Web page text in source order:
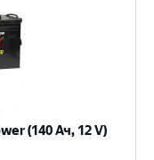
(140 Ач, 12 V)